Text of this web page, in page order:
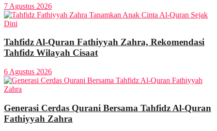
7 Agustus 2026
Tahfidz Al-Quran Fathiyyah Zahra, Rekomendasi
Tahfidz Wilayah Cisaat
6 Agustus 2026
Generasi Cerdas Qurani Bersama Tahfidz Al-Quran
Fathiyyah Zahra